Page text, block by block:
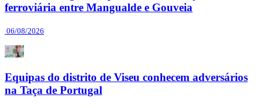
ferroviária entre Mangualde e Gouveia
06/08/2026
Equipas do distrito de Viseu conhecem adversários
na Taça de Portugal